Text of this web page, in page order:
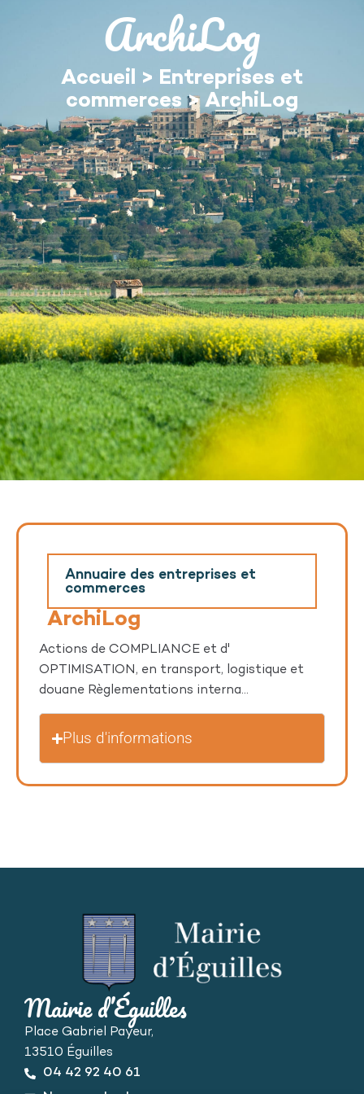
ArchiLog
Accueil > Entreprises et
commerces > ArchiLog
ArchiLog
Annuaire des entreprises et
commerces
Actions de COMPLIANCE et d'
OPTIMISATION, en transport, logistique et
douane Règlementations interna...
Plus d'informations
Mairie d’Éguilles
Place Gabriel Payeur,
13510 Éguilles
04 42 92 40 61